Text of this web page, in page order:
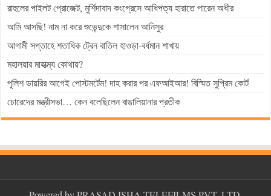
রাহুলের পাইলট প্রোজেক্ট, মুর্শিদাবাদ কংগ্রেসে আধিপত্য হারাতে পারেন অধীর
আমি আসছি! নাম না করে শুভেন্দুকে শাসালেন আনিসুর
আগামী সপ্তাহে শতাধিক ট্রেন বাতিল হাওড়া-বর্ধমান শাখায়
মহালয়ার মাহাত্ম্য কোথায়?
পুলিশ ডায়রির আগেই পোস্টমর্টেম! দাহ করার পর এফআইআর! বিস্মিত সুপ্রিম কোর্ট
চোরেদের মন্ত্রীসভা… কেন বলেছিলেন বাঙালিয়ানার প্রতীক